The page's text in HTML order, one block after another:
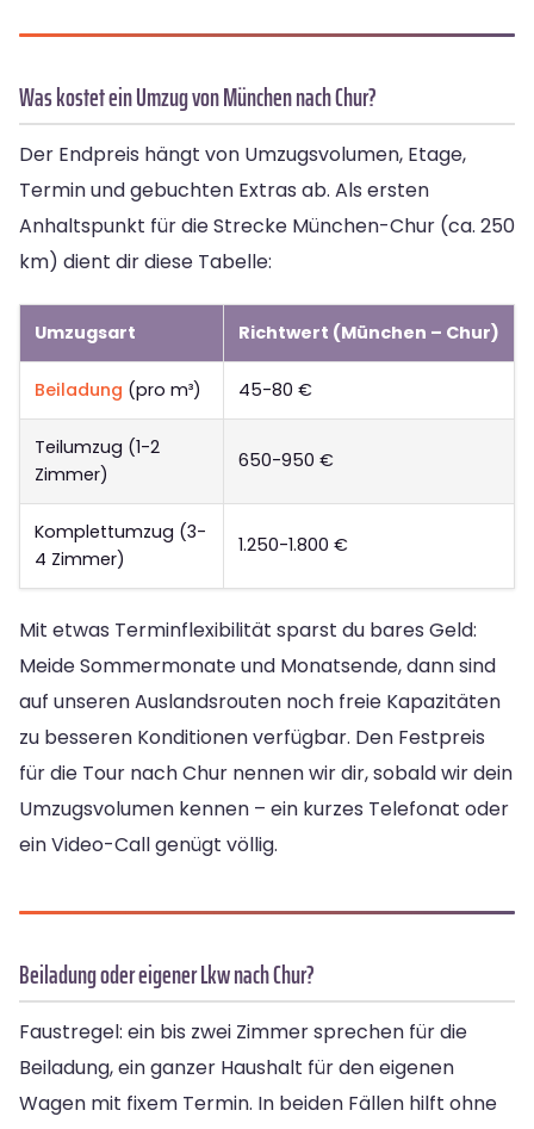
Was kostet ein Umzug von München nach Chur?
Der Endpreis hängt von Umzugsvolumen, Etage,
Termin und gebuchten Extras ab. Als ersten
Anhaltspunkt für die Strecke München-Chur (ca. 250
km) dient dir diese Tabelle:
Umzugsart Richtwert (München – Chur)
Beiladung (pro m³) 45-80 €
Teilumzug (1-2
Zimmer)
650-950 €
Komplettumzug (3-
4 Zimmer)
1.250-1.800 €
Mit etwas Terminflexibilität sparst du bares Geld:
Meide Sommermonate und Monatsende, dann sind
auf unseren Auslandsrouten noch freie Kapazitäten
zu besseren Konditionen verfügbar. Den Festpreis
für die Tour nach Chur nennen wir dir, sobald wir dein
Umzugsvolumen kennen – ein kurzes Telefonat oder
ein Video-Call genügt völlig.
Beiladung oder eigener Lkw nach Chur?
Faustregel: ein bis zwei Zimmer sprechen für die
Beiladung, ein ganzer Haushalt für den eigenen
Wagen mit fixem Termin. In beiden Fällen hilft ohne